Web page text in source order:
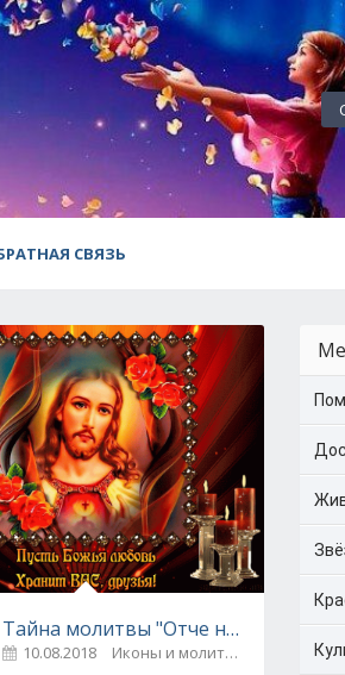
СВЯЗЬ
стихи и молитвы
и молитвы 3
Тайна молитвы "Отче наш"
10.08.2018 Иконы и молитвы